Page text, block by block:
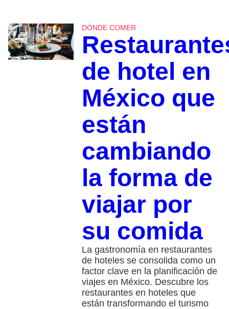
DÓNDE COMER
de hotel en
México que
están
cambiando
la forma de
viajar por
su comida
La gastronomía en restaurantes
de hoteles se consolida como un
factor clave en la planificación de
viajes en México. Descubre los
restaurantes en hoteles que
están transformando el turismo